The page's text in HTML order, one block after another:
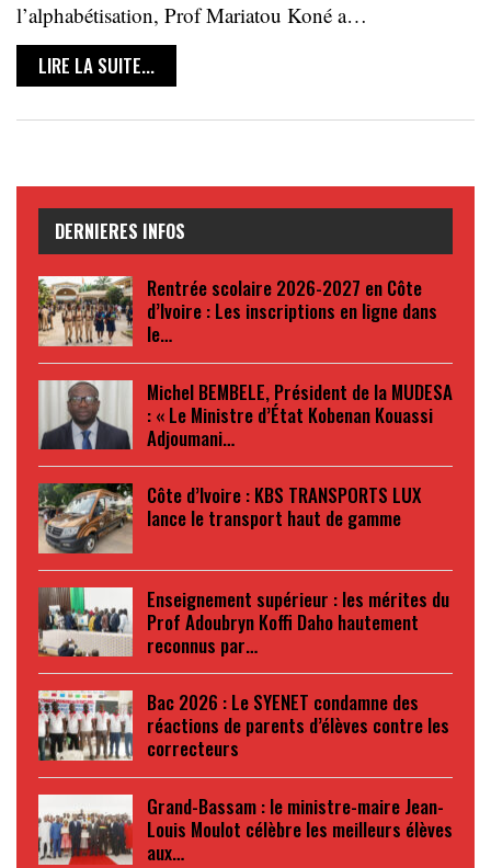
l’alphabétisation, Prof Mariatou Koné a…
LIRE LA SUITE...
DERNIERES INFOS
Rentrée scolaire 2026-2027 en Côte
d’Ivoire : Les inscriptions en ligne dans
le…
Michel BEMBELE, Président de la MUDESA
: « Le Ministre d’État Kobenan Kouassi
Adjoumani…
Côte d’Ivoire : KBS TRANSPORTS LUX
lance le transport haut de gamme
Enseignement supérieur : les mérites du
Prof Adoubryn Koffi Daho hautement
reconnus par…
Bac 2026 : Le SYENET condamne des
réactions de parents d’élèves contre les
correcteurs
Grand-Bassam : le ministre-maire Jean-
Louis Moulot célèbre les meilleurs élèves
aux…